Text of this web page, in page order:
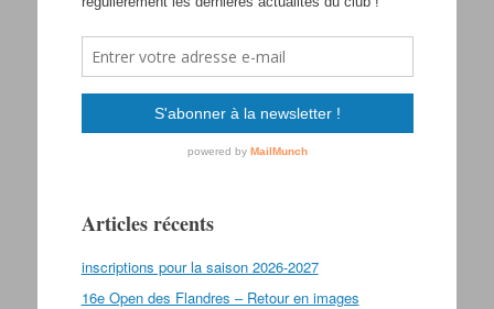
Articles récents
inscriptions pour la saison 2026-2027
16e Open des Flandres – Retour en images